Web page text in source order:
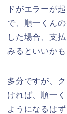
ドがエラーが
で、順一くん
した場合、支
みるといいかも
多分ですが、
ければ、順一
ようになるはず